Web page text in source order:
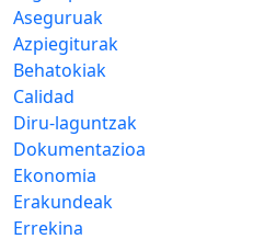
Aseguruak
Azpiegiturak
Behatokiak
Calidad
Diru-laguntzak
Dokumentazioa
Ekonomia
Erakundeak
Errekina